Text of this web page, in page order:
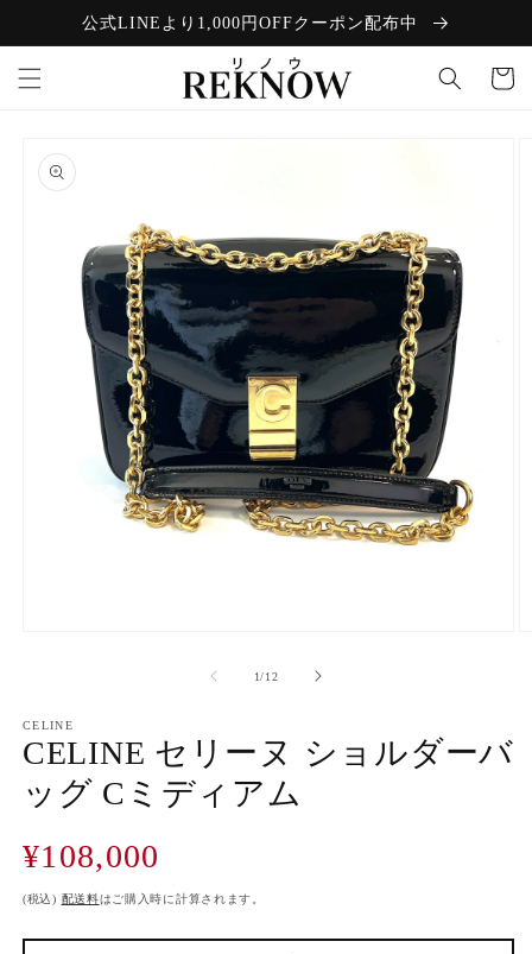
コンテン公式LINEより1,000円OFFクーポン配布中
カ
ー
にスキッ
プ
で
メ
デ
ィ
ア
を
開
く
1/の
12
CELINE
CELINE セリーヌ ショルダーバ
ッグ Cミディアム
通
常
価
¥108,000
(税込) 配送料はご購入時に計算されます。